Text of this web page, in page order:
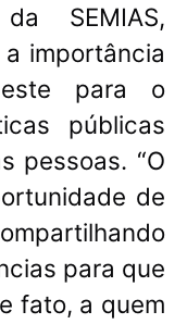
SEMIAS,
importância
para o
públicas
pessoas. “O
de
para que
fato, a quem